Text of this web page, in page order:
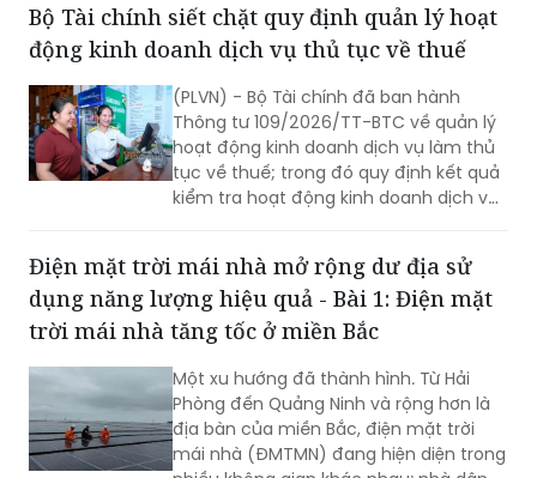
Bộ Tài chính siết chặt quy định quản lý hoạt
động kinh doanh dịch vụ thủ tục về thuế
(PLVN) - Bộ Tài chính đã ban hành
Thông tư 109/2026/TT-BTC về quản lý
hoạt động kinh doanh dịch vụ làm thủ
tục về thuế; trong đó quy định kết quả
kiểm tra hoạt động kinh doanh dịch vụ
Điện mặt trời mái nhà mở rộng dư địa sử
dụng năng lượng hiệu quả - Bài 1: Điện mặt
trời mái nhà tăng tốc ở miền Bắc
Một xu hướng đã thành hình. Từ Hải
Phòng đến Quảng Ninh và rộng hơn là
địa bàn của miền Bắc, điện mặt trời
mái nhà (ĐMTMN) đang hiện diện trong